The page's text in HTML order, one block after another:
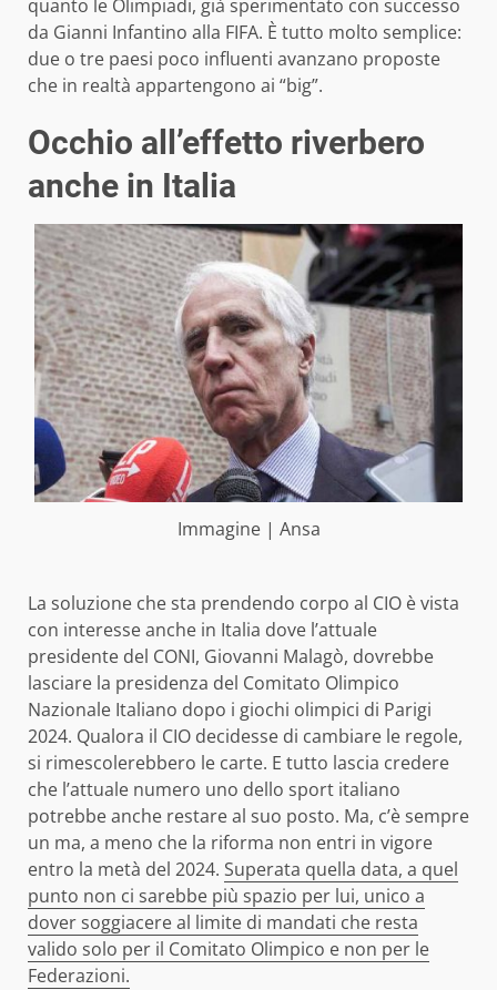
quanto le Olimpiadi, già sperimentato con successo
da Gianni Infantino alla FIFA. È tutto molto semplice:
due o tre paesi poco influenti avanzano proposte
che in realtà appartengono ai “big”.
Occhio all’effetto riverbero
anche in Italia
Immagine | Ansa
La soluzione che sta prendendo corpo al CIO è vista
con interesse anche in Italia dove l’attuale
presidente del CONI, Giovanni Malagò, dovrebbe
lasciare la presidenza del Comitato Olimpico
Nazionale Italiano dopo i giochi olimpici di Parigi
2024. Qualora il CIO decidesse di cambiare le regole,
si rimescolerebbero le carte. E tutto lascia credere
che l’attuale numero uno dello sport italiano
potrebbe anche restare al suo posto. Ma, c’è sempre
un ma, a meno che la riforma non entri in vigore
entro la metà del 2024. Superata quella data, a quel
punto non ci sarebbe più spazio per lui, unico a
dover soggiacere al limite di mandati che resta
valido solo per il Comitato Olimpico e non per le
Federazioni.